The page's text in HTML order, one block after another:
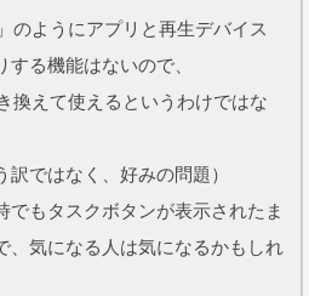
のようにアプリと再生デバイス
る機能はないので、
換えて使えるというわけではな
訳ではなく、好みの問題）
でもタスクボタンが表示されたま
、気になる人は気になるかもしれ